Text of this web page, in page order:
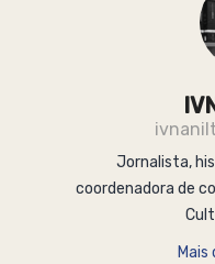
Jornalista,
coordenadora de
Mais